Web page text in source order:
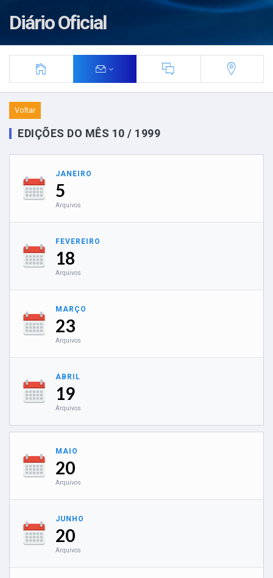
Diário Oficial
Voltar
EDIÇÕES DO MÊS 10 / 1999
JANEIRO
5
Arquivos
FEVEREIRO
18
Arquivos
MARÇO
23
Arquivos
ABRIL
19
Arquivos
MAIO
20
Arquivos
JUNHO
20
Arquivos